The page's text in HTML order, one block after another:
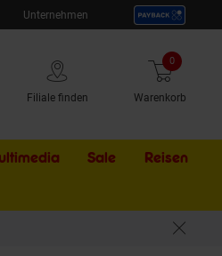
Unternehmen
Filiale finden Warenkorb
0 Artikel
Sale Externer
Reisen